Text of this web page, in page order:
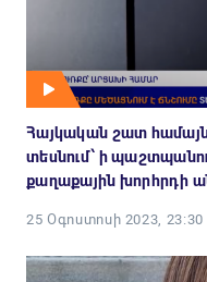
Հայկական շատ
տեսնում՝ ի
քաղաքային խորհրդի
25 Օգոստոսի 2023, 23:30